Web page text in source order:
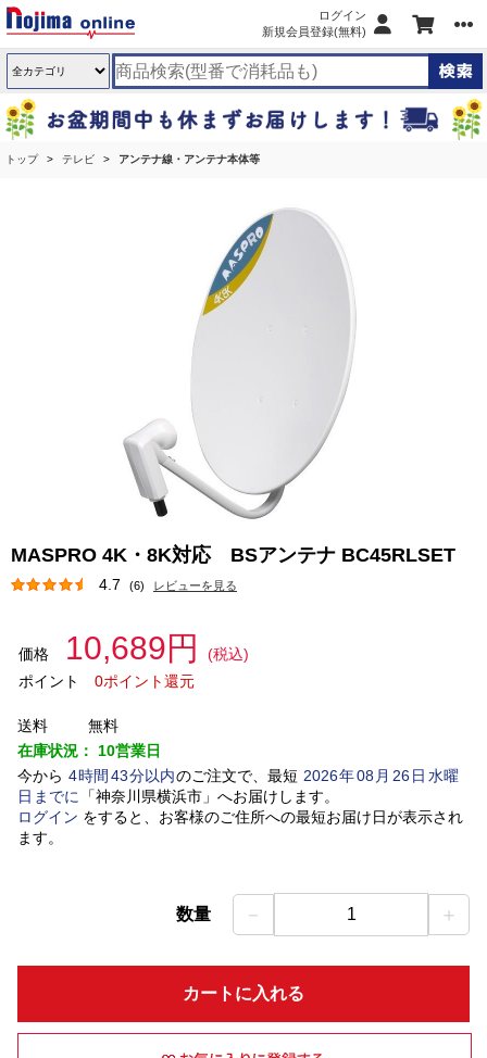
ログイン
新規会員登録(無料)
トップ テレビ アンテナ線・アンテナ本体等
MASPRO 4K・8K対応 BSアンテナ BC45RLSET
4.7 (6) レビューを見る
価格 10,689円
(税込)
ポイント
0ポイント還元
送料
無料
在庫状況： 10営業日
今から 4時間 43分以内のご注文で、最短 2026年08 月 26日水曜
日 までに 「神奈川県横浜市」 へお届けします。
ログイン をすると、お客様のご住所への最短お届け日が表示され
ます。
数量 － 1 ＋
カートに入れる